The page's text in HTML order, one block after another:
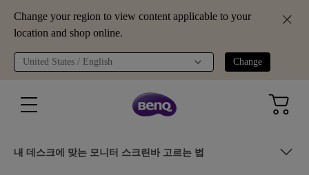
Change your region to view content applicable to your
location and shop online.
United States / English Change
내 데스크에 맞는 모니터 스크린바 고르는 법